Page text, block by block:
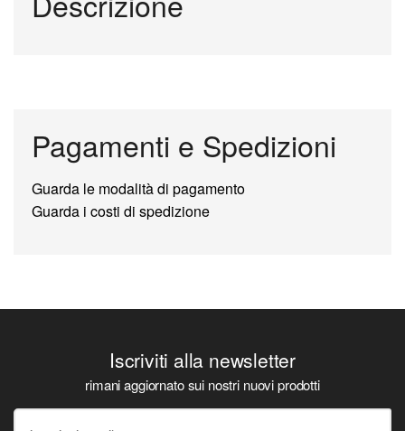
Pagamenti e Spedizioni
Guarda le modalità di pagamento
Guarda i costi di spedizione
Iscriviti alla newsletter
rimani aggiornato sui nostri nuovi prodotti